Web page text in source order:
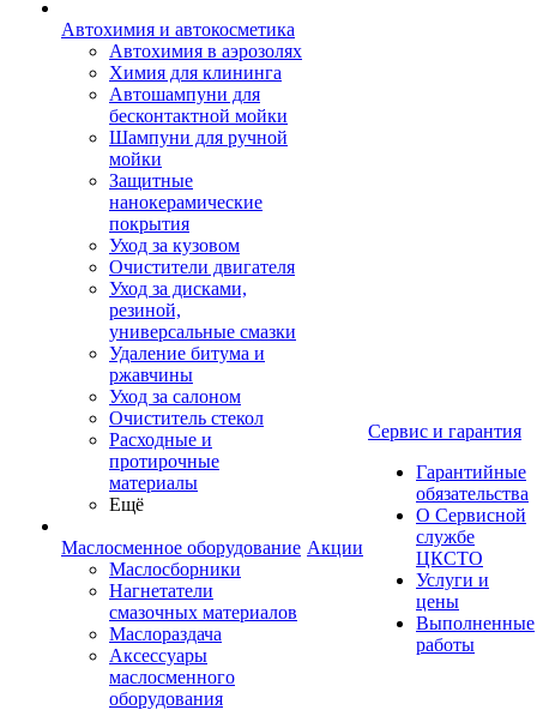
Автохимия и автокосметика
Автохимия в аэрозолях
Химия для клининга
Автошампуни для
бесконтактной мойки
Шампуни для ручной
мойки
Защитные
нанокерамические
покрытия
Уход за кузовом
Очистители двигателя
Уход за дисками,
резиной,
универсальные смазки
Удаление битума и
ржавчины
Уход за салоном
Очиститель стекол
Расходные и
протирочные
материалы
Ещё
Маслосменное оборудование
Маслосборники
Нагнетатели
смазочных материалов
Маслораздача
Аксессуары
маслосменного
оборудования
Акции
Сервис и гарантия
Гарантийные
обязательства
О Сервисной
службе
ЦКСТО
Услуги и
цены
Выполненные
работы